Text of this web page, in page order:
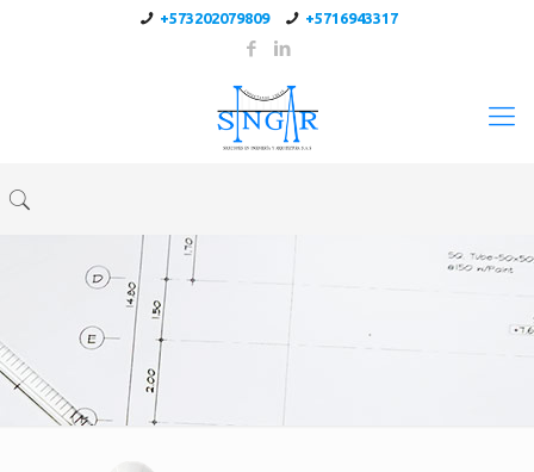
+573202079809 +5716943317